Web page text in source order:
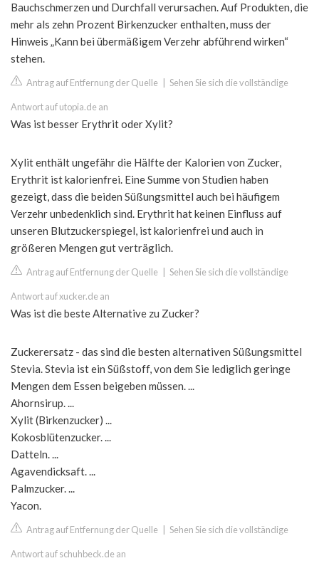
Bauchschmerzen und Durchfall verursachen. Auf Produkten, die
mehr als zehn Prozent Birkenzucker enthalten, muss der
Hinweis „Kann bei übermäßigem Verzehr abführend wirken“
stehen.
Antrag auf Entfernung der Quelle Sehen Sie sich die vollständige
Antwort auf utopia.de an
Was ist besser Erythrit oder Xylit?
Xylit enthält ungefähr die Hälfte der Kalorien von Zucker,
Erythrit ist kalorienfrei. Eine Summe von Studien haben
gezeigt, dass die beiden Süßungsmittel auch bei häufigem
Verzehr unbedenklich sind. Erythrit hat keinen Einfluss auf
unseren Blutzuckerspiegel, ist kalorienfrei und auch in
größeren Mengen gut verträglich.
Antrag auf Entfernung der Quelle Sehen Sie sich die vollständige
Antwort auf xucker.de an
Was ist die beste Alternative zu Zucker?
Zuckerersatz - das sind die besten alternativen Süßungsmittel
Stevia. Stevia ist ein Süßstoff, von dem Sie lediglich geringe
Mengen dem Essen beigeben müssen. ...
Ahornsirup. ...
Xylit (Birkenzucker) ...
Kokosblütenzucker. ...
Datteln. ...
Agavendicksaft. ...
Palmzucker. ...
Yacon.
Antrag auf Entfernung der Quelle Sehen Sie sich die vollständige
Antwort auf schuhbeck.de an